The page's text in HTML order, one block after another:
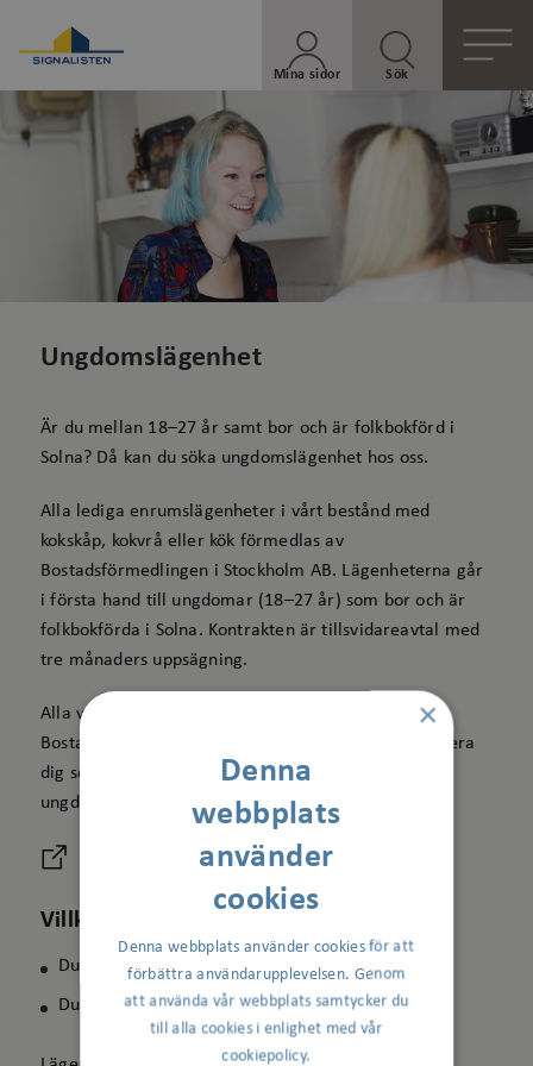
Mina sidor Sök
Ungdomslägenhet
Är du mellan 18–27 år samt bor och är folkbokförd i
Solna? Då kan du söka ungdomslägenhet hos oss.
Alla lediga enrumslägenheter i vårt bestånd med
kokskåp, kokvrå eller kök förmedlas av
Bostadsförmedlingen i Stockholm AB. Lägenheterna går
i första hand till ungdomar (18–27 år) som bor och är
folkbokförda i Solna. Kontrakten är tillsvidareavtal med
tre månaders uppsägning.
Alla våra ungdomslägenheter förmedlas av
Bostadsförmedlingen och du behöver därför registrera
dig som sökande hos dem för att kunna söka våra
ungdomslägenheter.
Bostadsförmedlingen i Stockholms webbplats
Villkor för ungdomslägenhet
Du måste vara mellan 18–27 år.
Du måste bo och vara folkbokförd i Solna.
×
Denna
webbplats
använder
cookies
Denna webbplats använder cookies för att
förbättra användarupplevelsen. Genom
att använda vår webbplats samtycker du
till alla cookies i enlighet med vår
cookiepolicy.